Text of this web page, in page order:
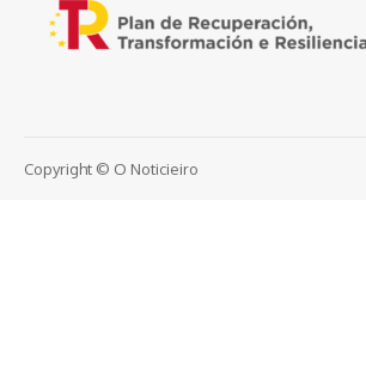
Copyright © O Noticieiro